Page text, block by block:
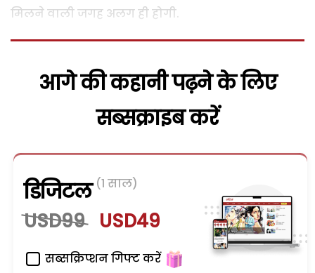
मिलने वाली जगह अलग ही होगी.
आगे की कहानी पढ़ने के लिए
सब्सक्राइब करें
डिजिटल (1 साल)
USD99 USD49
सब्सक्रिप्शन गिफ्ट करें